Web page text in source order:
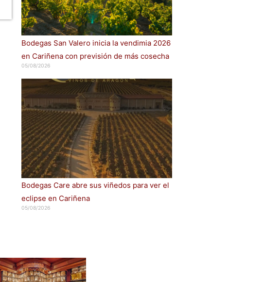
Bodegas San Valero inicia la vendimia 2026
en Cariñena con previsión de más cosecha
05/08/2026
Bodegas Care abre sus viñedos para ver el
eclipse en Cariñena
05/08/2026